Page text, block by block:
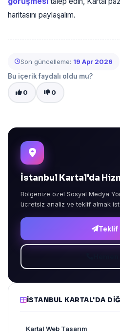
haritasını paylaşalım.
Son güncelleme: 19 Apr 2026
Bu içerik faydalı oldu mu?
0 0
İstanbul Kartal'da
Bölgenize özel Sosyal Medya
ücretsiz analiz ve teklif almak
Teklif
İSTANBUL KARTAL'DA
Kartal Web Tasarım